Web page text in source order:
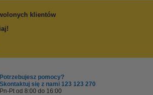
klientów
Potrzebujesz pomocy?
Skontaktuj się z nami 123 123 270
Pn-Pt od 8:00 do 16:00